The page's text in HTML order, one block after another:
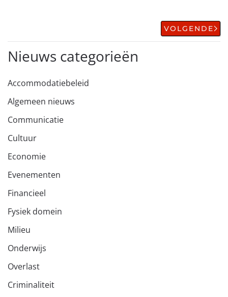
VOLGENDE
Nieuws categorieën
Accommodatiebeleid
Algemeen nieuws
Communicatie
Cultuur
Economie
Evenementen
Financieel
Fysiek domein
Milieu
Onderwijs
Overlast
Criminaliteit